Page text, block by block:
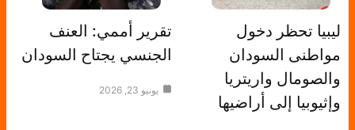
ليبيا تحظر دخول
مواطنى السودان
والصومال واريتريا
وإثيوبيا إلى أراضيها
تقرير أممي: العنف
الجنسي يجتاح السودان
يونيو 23, 2026